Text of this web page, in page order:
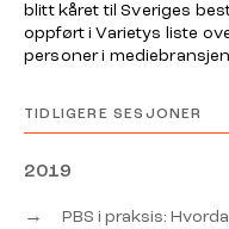
blitt kåret til Sveriges
oppført iVarietys liste
personer i
TIDLIGERE SESJONER
2019
→ PBS i praksis: